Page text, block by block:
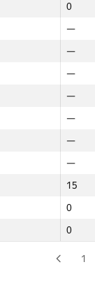
0
—
—
—
—
—
—
—
15
0
0
0
—
—
—
—
—
—
—
15
0
0
1